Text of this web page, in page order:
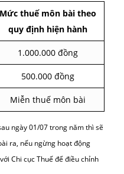
mà hộ kinh doanh phải nộp
vào doanh thu bình quân
Mức thuế môn bài
quy định hiện
1.000.000 đồng
500.000 đồng